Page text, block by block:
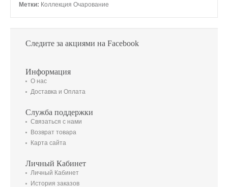
Метки: Коллекция Очарование
Следите за акциями на Facebook
Информация
О нас
Доставка и Оплата
Служба поддержки
Связаться с нами
Возврат товара
Карта сайта
Личный Кабинет
Личный Кабинет
История заказов